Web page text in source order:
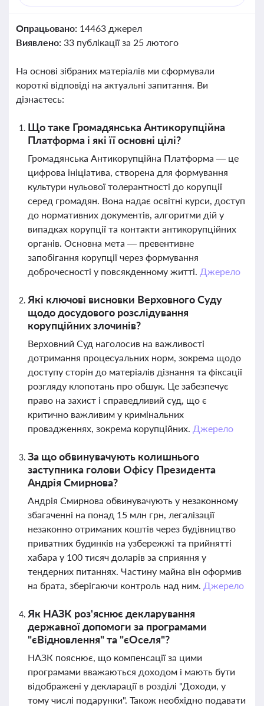
Опрацьовано: 14463 джерел
Виявлено: 33 публікації за 25 лютого
На основі зібраних матеріалів ми сформували
короткі відповіді на актуальні запитання. Ви
дізнаєтесь:
Що таке Громадянська Антикорупційна
Платформа і які її основні цілі?
Громадянська Антикорупційна Платформа — це
цифрова ініціатива, створена для формування
культури нульової толерантності до корупції
серед громадян. Вона надає освітні курси, доступ
до нормативних документів, алгоритми дій у
випадках корупції та контакти антикорупційних
органів. Основна мета — превентивне
запобігання корупції через формування
доброчесності у повсякденному житті. Джерело
Які ключові висновки Верховного Суду
щодо досудового розслідування
корупційних злочинів?
Верховний Суд наголосив на важливості
дотримання процесуальних норм, зокрема щодо
доступу сторін до матеріалів дізнання та фіксації
розгляду клопотань про обшук. Це забезпечує
право на захист і справедливий суд, що є
критично важливим у кримінальних
провадженнях, зокрема корупційних. Джерело
За що обвинувачують колишнього
заступника голови Офісу Президента
Андрія Смирнова?
Андрія Смирнова обвинувачують у незаконному
збагаченні на понад 15 млн грн, легалізації
незаконно отриманих коштів через будівництво
приватних будинків на узбережжі та прийнятті
хабара у 100 тисяч доларів за сприяння у
тендерних питаннях. Частину майна він оформив
на брата, зберігаючи контроль над ним. Джерело
Як НАЗК роз'яснює декларування
державної допомоги за програмами
"єВідновлення" та "єОселя"?
НАЗК пояснює, що компенсації за цими
програмами вважаються доходом і мають бути
відображені у декларації в розділі "Доходи, у
тому числі подарунки". Також необхідно подавати